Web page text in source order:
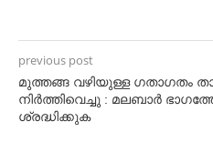
previous post
മുത്തങ്ങ വഴിയുള്ള ഗതാഗതം
നിർത്തിവെച്ചു : മലബാർ
ശ്രദ്ധിക്കുക